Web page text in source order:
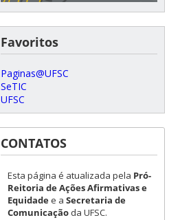
Favoritos
Paginas@UFSC
SeTIC
UFSC
CONTATOS
Esta página é atualizada pela Pró-
Reitoria de Ações Afirmativas e
Equidadee a Secretaria de
Comunicaçãoda UFSC.